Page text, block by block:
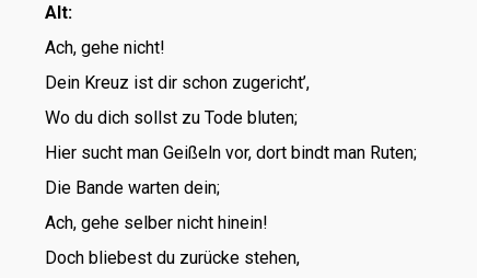
Alt:
Ach, gehe nicht!
Dein Kreuz ist dir schon zugericht’,
Wo du dich sollst zu Tode bluten;
Hier sucht man Geißeln vor, dort bindt man Ruten;
Die Bande warten dein;
Ach, gehe selber nicht hinein!
Doch bliebest du zurücke stehen,